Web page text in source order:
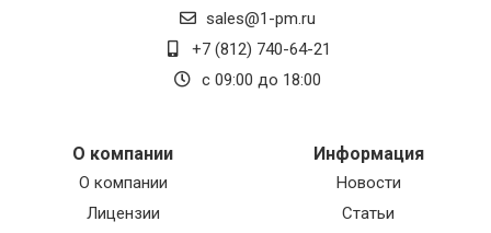
sales@1-pm.ru
+7 (812) 740-64-21
с 09:00 до 18:00
О компании
О компании
Лицензии
Информация
Новости
Статьи